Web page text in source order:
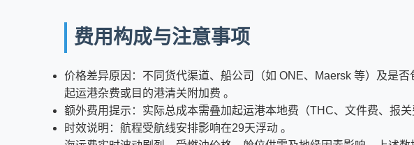
费用构成与注意事项
价格差异原因：不同货代渠道、船公司（如 ONE、Maersk 等）及是
起运港杂费或目的港清关附加费 。
额外费用提示：实际总成本需叠加起运港本地费（THC、文件费、报
时效说明：航程受航线安排影响在29天浮动 。